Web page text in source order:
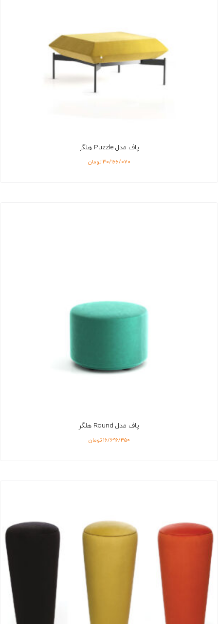
پاف مدل Puzzle هلگر
۳۰/۱۶۶/۰۷۰ تومان
پاف مدل Round هلگر
۱۶/۶۹۶/۳۵۰ تومان